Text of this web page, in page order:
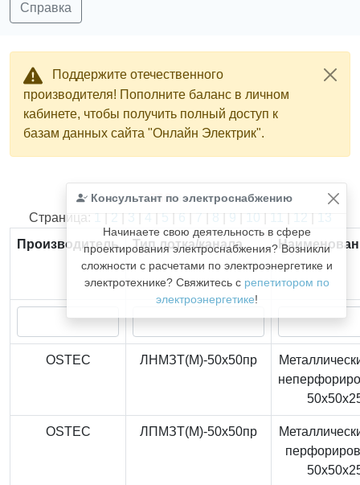
Справка
Поддержите отечественного
производителя! Пополните баланс в личном
кабинете, чтобы получить полный доступ к
базам данных сайта "Онлайн Электрик".
Консультант по электроснабжению
Начинаете свою деятельность в сфере
проектирования электроснабжения? Возникли
сложности с расчетами по электроэнергетике и
электротехнике? Свяжитесь с репетитором по
электроэнергетике!
Найдено366из366записей.
Страница: 1 | 2 | 3 | 4 | 5 | 6 | 7 | 8 | 9 | 10 | 11 | 12 | 13
Производитель
Тип лотка/канала
OSTEC ЛНМЗТ(М)-50x50пр
OSTEC ЛПМЗТ(М)-50x50пр